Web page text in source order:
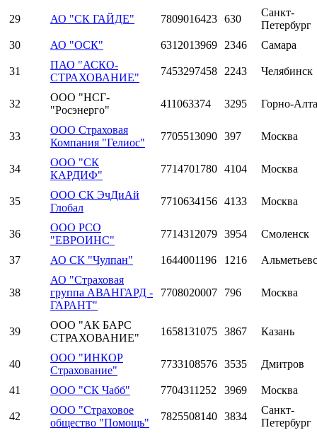
29 АО "СК ГАЙДЕ" 7809016423 630
Санкт-
Петербург
30
АО "ОСК" 6312013969 2346 Самара
31
ПАО "АСКО-
СТРАХОВАНИЕ"
7453297458 2243 Челябинск
32
ООО "НСГ-
"Росэнерго"
411063374 3295 Горно-
33
ООО Страховая
Компания "Гелиос"
7705513090 397 Москва
34
ООО "СК
КАРДИФ"
7714701780 4104 Москва
35
ООО СК ЭчДиАй
Глобал
7710634156 4133 Москва
36
ООО РСО
"ЕВРОИНС"
7714312079 3954 Смоленск
37 АО СК "Чулпан" 1644001196 1216
38
АО "Страховая
группа АВАНГАРД -
ГАРАНТ"
7708020007 796 Москва
39
ООО "АК БАРС
СТРАХОВАНИЕ"
1658131075 3867 Казань
40
ООО "ИНКОР
Страхование"
7733108576 3535 Дмитров
41 ООО "СК Чабб" 7704311252 3969 Москва
42
ООО "Страховое
общество "Помощь"
7825508140 3834
Санкт-
Петербург